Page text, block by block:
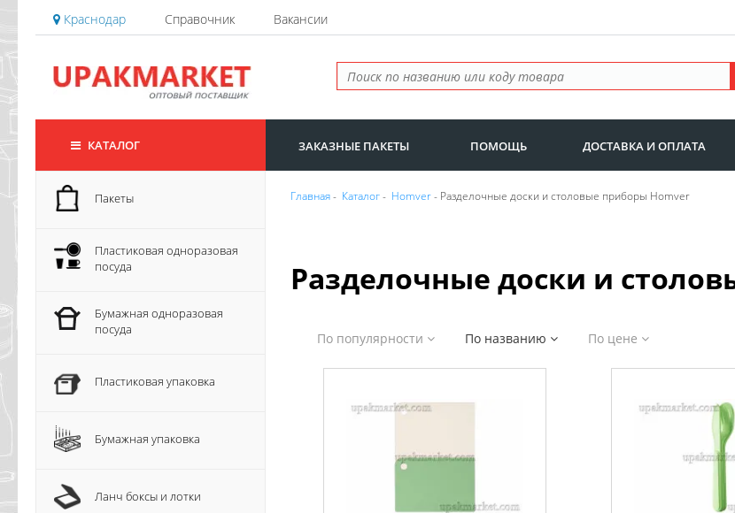
Краснодар Справочник Вакансии
КАТАЛОГ ЗАКАЗНЫЕ ПАКЕТЫ ПОМОЩЬ ДОСТАВКА И ОПЛАТА
Пакеты
Пластиковая одноразовая
посуда
Бумажная одноразовая
посуда
Пластиковая упаковка
Бумажная упаковка
Ланч боксы и лотки
Главная- Каталог- Homver- Разделочные доски и столовые приборы Homver
Разделочные доски и
По популярности По названию По цене